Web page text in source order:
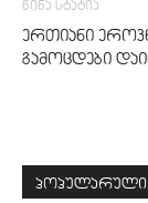
წინა სტატია
ერთიანი
გამოცდები
პოპულარული